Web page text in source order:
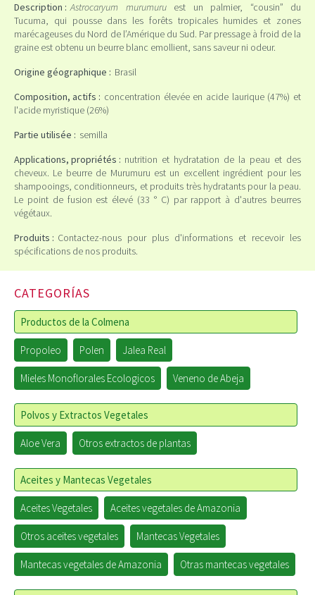
Description : Astrocaryum murumuru est un palmier, “cousin” du
Tucuma, qui pousse dans les forêts tropicales humides et zones
marécageuses du Nord de l’Amérique du Sud. Par pressage à froid de la
graine est obtenu un beurre blanc emollient, sans saveur ni odeur.
Origine géographique : Brasil
Composition, actifs : concentration élevée en acide laurique (47%) et
l'acide myristique (26%)
Partie utilisée : semilla
Applications, propriétés : nutrition et hydratation de la peau et des
cheveux. Le beurre de Murumuru est un excellent ingrédient pour les
shampooings, conditionneurs, et produits très hydratants pour la peau.
Le point de fusion est élevé (33 ° C) par rapport à d'autres beurres
végétaux.
Produits : Contactez-nous pour plus d'informations et recevoir les
spécifications de nos produits.
CATEGORÍAS
Productos de la Colmena
Propoleo Polen Jalea Real
Mieles Monoflorales Ecologicos Veneno de Abeja
Polvos y Extractos Vegetales
Aloe Vera Otros extractos de plantas
Aceites y Mantecas Vegetales
Aceites Vegetales Aceites vegetales de Amazonia
Otros aceites vegetales Mantecas Vegetales
Mantecas vegetales de Amazonia Otras mantecas vegetales